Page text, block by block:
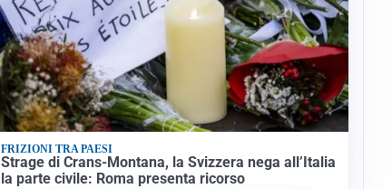
FRIZIONI TRA PAESI
Strage di Crans-Montana, la Svizzera nega all’Italia
la parte civile: Roma presenta ricorso